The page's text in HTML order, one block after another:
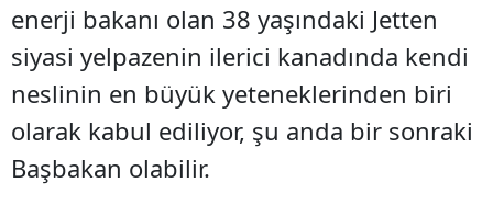
enerji bakanı olan 38 yaşındaki Jetten
siyasi yelpazenin ilerici kanadında kendi
neslinin en büyük yeteneklerinden biri
olarak kabul ediliyor, şu anda bir sonraki
Başbakan olabilir.